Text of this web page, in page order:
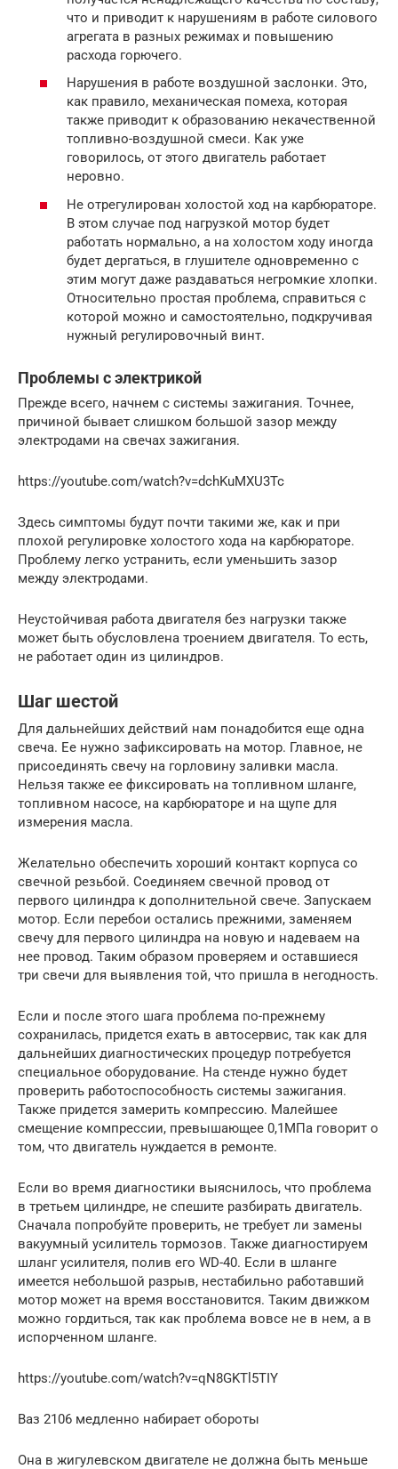
что и приводит к нарушениям в работе силового
агрегата в разных режимах и повышению
расхода горючего.
Нарушения в работе воздушной заслонки. Это,
как правило, механическая помеха, которая
также приводит к образованию некачественной
топливно-воздушной смеси. Как уже
говорилось, от этого двигатель работает
неровно.
Не отрегулирован холостой ход на карбюраторе.
В этом случае под нагрузкой мотор будет
работать нормально, а на холостом ходу иногда
будет дергаться, в глушителе одновременно с
этим могут даже раздаваться негромкие хлопки.
Относительно простая проблема, справиться с
которой можно и самостоятельно, подкручивая
нужный регулировочный винт.
Проблемы с электрикой
Прежде всего, начнем с системы зажигания. Точнее,
причиной бывает слишком большой зазор между
электродами на свечах зажигания.
https://youtube.com/watch?v=dchKuMXU3Tc
Здесь симптомы будут почти такими же, как и при
плохой регулировке холостого хода на карбюраторе.
Проблему легко устранить, если уменьшить зазор
между электродами.
Неустойчивая работа двигателя без нагрузки также
может быть обусловлена троением двигателя. То есть,
не работает один из цилиндров.
Шаг шестой
Для дальнейших действий нам понадобится еще одна
свеча. Ее нужно зафиксировать на мотор. Главное, не
присоединять свечу на горловину заливки масла.
Нельзя также ее фиксировать на топливном шланге,
топливном насосе, на карбюраторе и на щупе для
измерения масла.
Желательно обеспечить хороший контакт корпуса со
свечной резьбой. Соединяем свечной провод от
первого цилиндра к дополнительной свече. Запускаем
мотор. Если перебои остались прежними, заменяем
свечу для первого цилиндра на новую и надеваем на
нее провод. Таким образом проверяем и оставшиеся
три свечи для выявления той, что пришла в негодность.
Если и после этого шага проблема по-прежнему
сохранилась, придется ехать в автосервис, так как для
дальнейших диагностических процедур потребуется
специальное оборудование. На стенде нужно будет
проверить работоспособность системы зажигания.
Также придется замерить компрессию. Малейшее
смещение компрессии, превышающее 0,1МПа говорит о
том, что двигатель нуждается в ремонте.
Если во время диагностики выяснилось, что проблема
в третьем цилиндре, не спешите разбирать двигатель.
Сначала попробуйте проверить, не требует ли замены
вакуумный усилитель тормозов. Также диагностируем
шланг усилителя, полив его WD-40. Если в шланге
имеется небольшой разрыв, нестабильно работавший
мотор может на время восстановится. Таким движком
можно гордиться, так как проблема вовсе не в нем, а в
испорченном шланге.
https://youtube.com/watch?v=qN8GKTl5TIY
Ваз 2106 медленно набирает обороты
Она в жигулевском двигателе не должна быть меньше